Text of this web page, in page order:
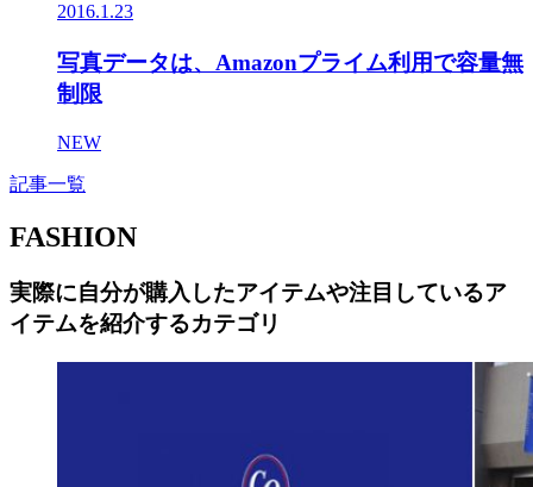
2016.1.23
写真データは、Amazonプライム利用で容量無
制限
NEW
記事一覧
FASHION
実際に自分が購入したアイテムや注目しているア
イテムを紹介するカテゴリ